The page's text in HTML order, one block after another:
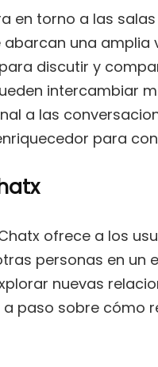
en torno a las
una amplia
discutir y
intercambiar
a las
para
ofrece a los
personas en un
nuevas
paso sobre cómo